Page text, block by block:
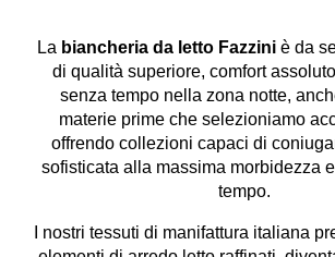
La biancheria da letto Fazziniè da
di qualità superiore, comfort
senza tempo nella zona notte,
materie prime che selezioniamo
offrendo collezioni capaci di
sofisticata alla massima morbidezza
tempo.
I nostri tessuti di manifattura italiana